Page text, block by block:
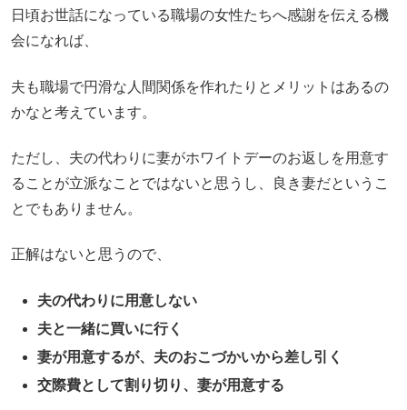
日頃お世話になっている職場の女性たちへ感謝を伝える機
会になれば、
夫も職場で円滑な人間関係を作れたりとメリットはあるの
かなと考えています。
ただし、夫の代わりに妻がホワイトデーのお返しを用意す
ることが立派なことではないと思うし、良き妻だというこ
とでもありません。
正解はないと思うので、
夫の代わりに用意しない
夫と一緒に買いに行く
妻が用意するが、夫のおこづかいから差し引く
交際費として割り切り、妻が用意する